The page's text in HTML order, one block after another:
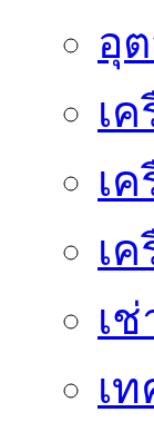
อุ
เ
เ
เ
เ
เ